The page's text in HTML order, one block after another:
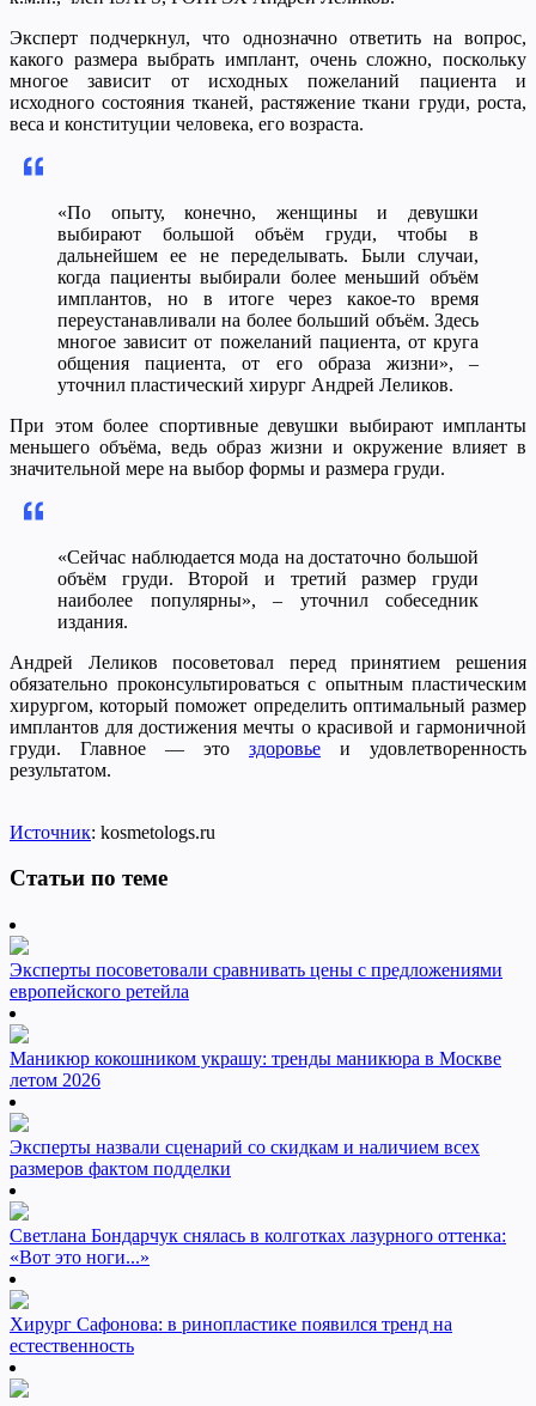
Эксперт подчеркнул, что однозначно ответить на вопрос,
какого размера выбрать имплант, очень сложно, поскольку
многое зависит от исходных пожеланий пациента и
исходного состояния тканей, растяжение ткани груди, роста,
веса и конституции человека, его возраста.
«По опыту, конечно, женщины и девушки
выбирают большой объём груди, чтобы в
дальнейшем ее не переделывать. Были случаи,
когда пациенты выбирали более меньший объём
имплантов, но в итоге через какое-то время
переустанавливали на более больший объём. Здесь
многое зависит от пожеланий пациента, от круга
общения пациента, от его образа жизни», –
уточнил пластический хирург Андрей Леликов.
При этом более спортивные девушки выбирают импланты
меньшего объёма, ведь образ жизни и окружение влияет в
значительной мере на выбор формы и размера груди.
«Сейчас наблюдается мода на достаточно большой
объём груди. Второй и третий размер груди
наиболее популярны», – уточнил собеседник
издания.
Андрей Леликов посоветовал перед принятием решения
обязательно проконсультироваться с опытным пластическим
хирургом, который поможет определить оптимальный размер
имплантов для достижения мечты о красивой и гармоничной
груди. Главное — это здоровье и удовлетворенность
результатом.
Источник: kosmetologs.ru
Статьи по теме
Эксперты посоветовали сравнивать цены с предложениями
европейского ретейла
Маникюр кокошником украшу: тренды маникюра в Москве
летом 2026
Эксперты назвали сценарий со скидкам и наличием всех
размеров фактом подделки
Светлана Бондарчук снялась в колготках лазурного оттенка:
«Вот это ноги...»
Хирург Сафонова: в ринопластике появился тренд на
естественность